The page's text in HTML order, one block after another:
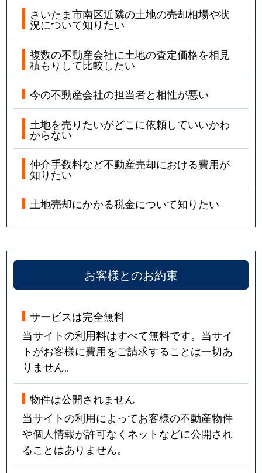
さいたま市南区近隣の土地の売却相場や状
況について知りたい
複数の不動産会社に土地の査定価格を相見
積もりして比較したい
今の不動産会社の担当者と相性が悪い
土地を売りたいがどこに依頼していいかわ
からない
仲介手数料など不動産売却における費用が
知りたい
土地売却にかかる税金について知りたい
お客様とのお約束
サービスは完全無料
当サイトの利用料はすべて無料です。当サイ
トがお客様に費用をご請求することは一切あ
りません。
物件は公開されません
当サイトの利用によってお客様の不動産物件
や個人情報が許可なくネットなどに公開され
ることはありません。